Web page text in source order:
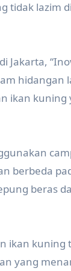
tidak lazim
Jakarta,
hidangan
ikan kuning
berbeda
beras
ikan
yang